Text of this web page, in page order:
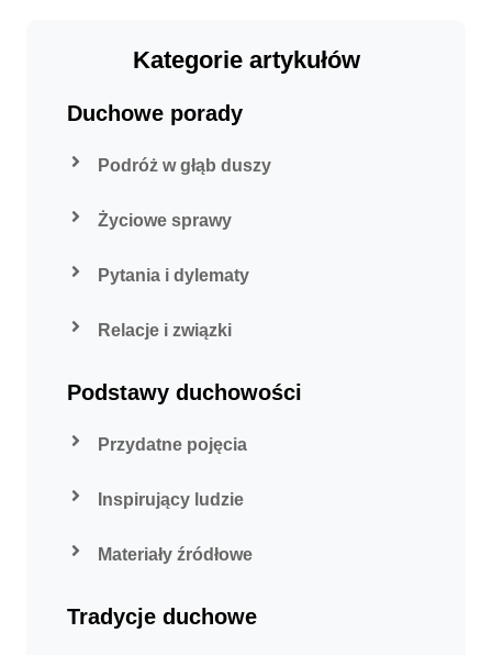
Kategorie artykułów
Duchowe porady
Podróż w głąb duszy
Życiowe sprawy
Pytania i dylematy
Relacje i związki
Podstawy duchowości
Przydatne pojęcia
Inspirujący ludzie
Materiały źródłowe
Tradycje duchowe